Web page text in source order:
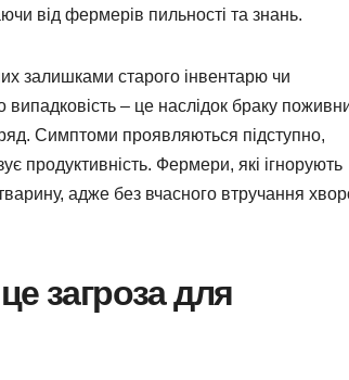
від фермерів пильності та знань.
залишками старого інвентарю чи
випадковість – це наслідок браку
Симптоми проявляються підступно,
продуктивність. Фермери, які ігнорують
адже без вчасного втручання
загроза для